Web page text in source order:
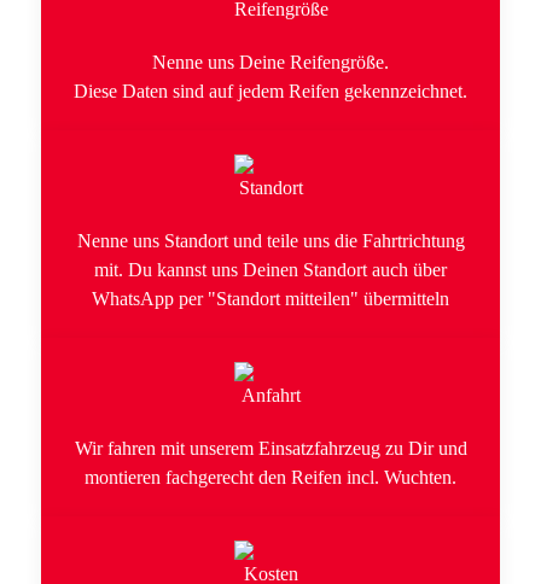
Nenne uns Deine Reifengröße.
Diese Daten sind auf jedem Reifen gekennzeichnet.
Nenne uns Standort und teile uns die Fahrtrichtung
mit. Du kannst uns Deinen Standort auch über
WhatsApp per "Standort mitteilen" übermitteln
Wir fahren mit unserem Einsatzfahrzeug zu Dir und
montieren fachgerecht den Reifen incl. Wuchten.